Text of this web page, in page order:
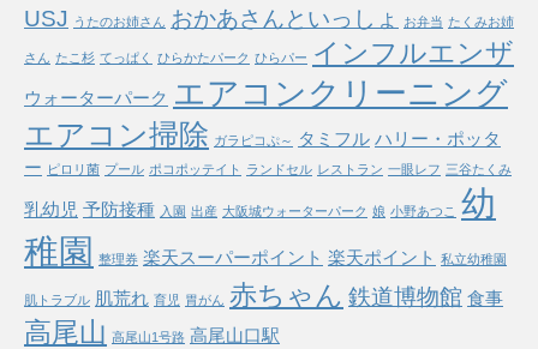
USJ うたのお姉さん おかあさんといっしょ お弁当 たくみお姉
さん たこ杉 てっぱく ひらかたパーク ひらパー インフルエンザ
ウォーターパーク エアコンクリーニング
エアコン掃除 ガラピコぷ～ タミフル ハリー・ポッタ
ー ピロリ菌 プール ポコポッテイト ランドセル レストラン 一眼レフ 三谷たくみ
乳幼児 予防接種 入園 出産 大阪城ウォーターパーク 娘 小野あつこ 幼
稚園 整理券 楽天スーパーポイント 楽天ポイント 私立幼稚園
肌トラブル 肌荒れ 育児 胃がん 赤ちゃん 鉄道博物館 食事
高尾山 高尾山1号路 高尾山口駅